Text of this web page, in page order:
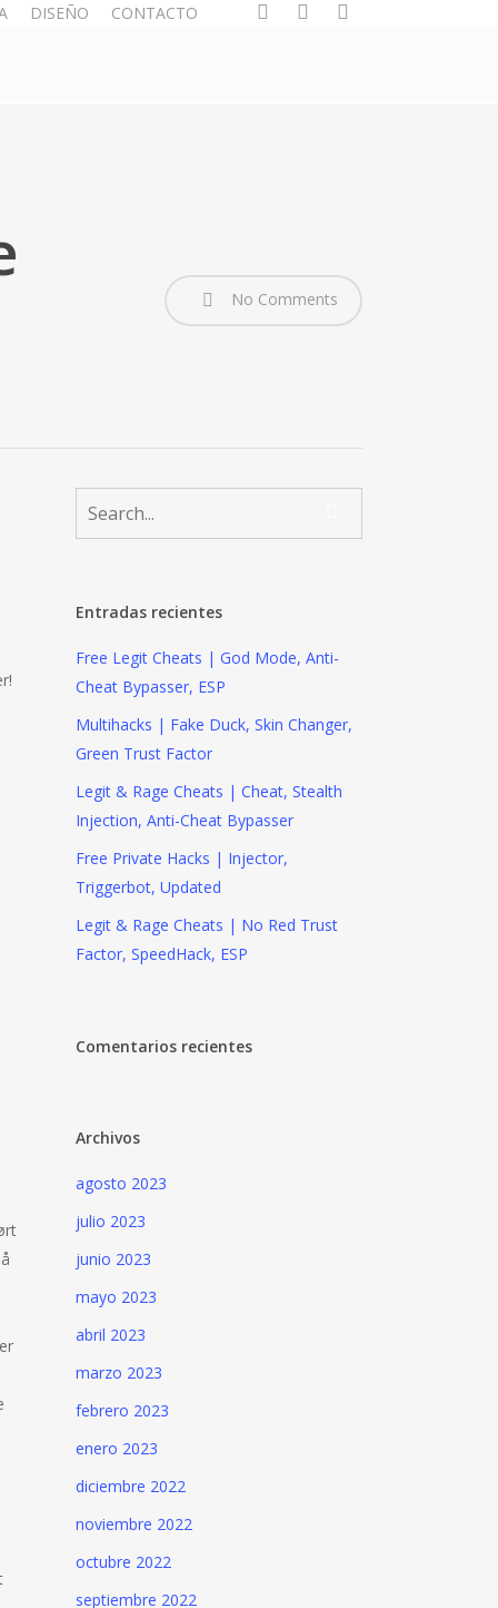
DISEÑO CONTACTO whatsapp
phone email
No Comments
Entradas recientes
Free Legit Cheats | God Mode, Anti-
Cheat Bypasser, ESP
Multihacks | Fake Duck, Skin Changer,
Green Trust Factor
Legit & Rage Cheats | Cheat, Stealth
Injection, Anti-Cheat Bypasser
Free Private Hacks | Injector,
Triggerbot, Updated
Legit & Rage Cheats | No Red Trust
Factor, SpeedHack, ESP
Comentarios recientes
Archivos
agosto 2023
julio 2023
junio 2023
mayo 2023
abril 2023
marzo 2023
febrero 2023
enero 2023
diciembre 2022
noviembre 2022
octubre 2022
septiembre 2022